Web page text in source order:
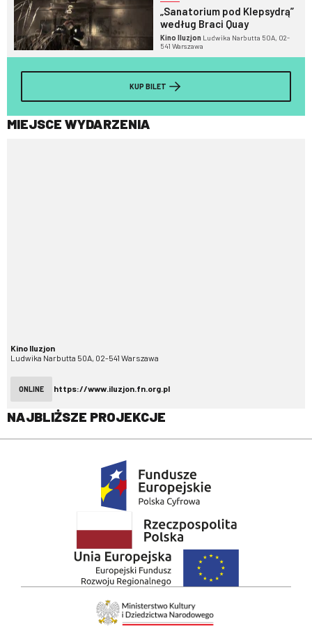
„Sanatorium pod Klepsydrą”
według Braci Quay
Kino Iluzjon Ludwika Narbutta 50A, 02-
541 Warszawa
KUP BILET
MIEJSCE WYDARZENIA
Kino Iluzjon
Ludwika Narbutta 50A, 02-541 Warszawa
ONLINE https://www.iluzjon.fn.org.pl
NAJBLIŻSZE PROJEKCJE